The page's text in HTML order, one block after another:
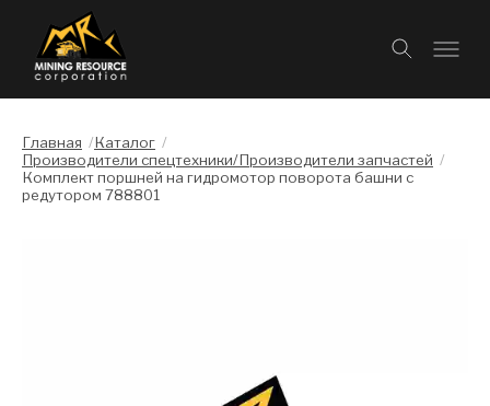
Главная /Каталог /
Производители спецтехники/Производители запчастей /
Комплект поршней на гидромотор поворота башни с
редутором 788801